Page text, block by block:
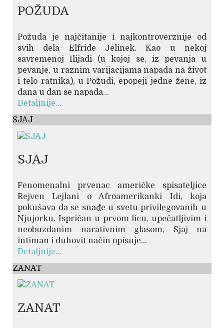
POŽUDA
Požuda je najčitanije i najkontroverznije od
svih dela Elfride Jelinek. Kao u nekoj
savremenoj Ilijadi (u kojoj se, iz pevanja u
pevanje, u raznim varijacijama napada na život
i telo ratnika), u Požudi, epopeji jedne žene, iz
dana u dan se napada...
Detaljnije...
SJAJ
SJAJ
Fenomenalni prvenac američke spisateljice
Rejven Lejlani o Afroamerikanki Idi, koja
pokušava da se snađe u svetu privilegovanih u
Njujorku. Ispričan u prvom licu, upečatljivim i
neobuzdanim narativnim glasom, Sjaj na
intiman i duhovit način opisuje...
Detaljnije...
ZANAT
ZANAT